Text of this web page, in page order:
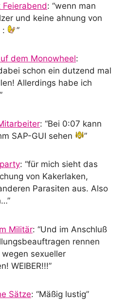
Feierabend: “wenn man
und keine ahnung von
:
”
dem Monowheel:
schon ein dutzend mal
Allerdings habe ich
”
: “Bei 0:07 kann
SAP-GUI sehen
”
: “für mich sieht das
von Kakerlaken,
Parasiten aus. Also
”
Militär: “Und im Anschluß
rennen
sexueller
WEIBER!!!”
Sätze: “Mäßig lustig”